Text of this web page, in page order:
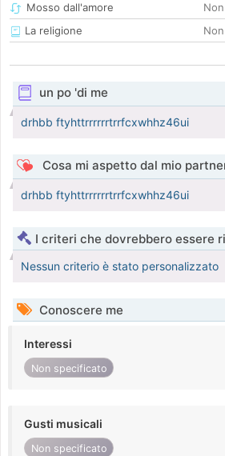
Mosso dall'amore
La religione
un po 'di me
drhbb ftyhttrrrrrrtrrfcxwhhz46ui
Cosa mi aspetto dal mio
drhbb ftyhttrrrrrrtrrfcxwhhz46ui
I criteri che dovrebbero essere
Nessun criterio è stato personalizzato
Conoscere me
Interessi
Non specificato
Gusti musicali
Non specificato